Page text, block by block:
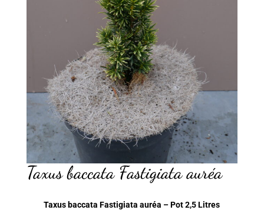
Taxus baccata Fastigiata auréa
Taxus baccata Fastigiata auréa – Pot 2,5 Litres